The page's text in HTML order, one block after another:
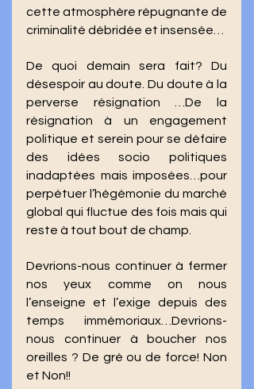
cette atmosphère répugnante de
criminalité débridée et insensée…
De quoi demain sera fait? Du
désespoir au doute. Du doute à la
perverse résignation …De la
résignation à un engagement
politique et serein pour se défaire
des idées socio politiques
inadaptées mais imposées…pour
perpétuer l’hégémonie du marché
global qui fluctue des fois mais qui
reste à tout bout de champ.
Devrions-nous continuer à fermer
nos yeux comme on nous
l’enseigne et l’exige depuis des
temps immémoriaux…Devrions-
nous continuer à boucher nos
oreilles ? De gré ou de force! Non
et Non!!